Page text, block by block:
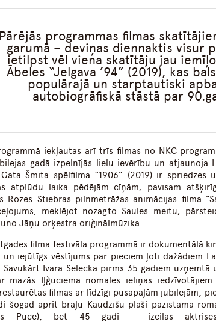
Pārējās programmas filmas
garumā – deviņas diennaktis visur
ietilpst vēl viena skatītāju jau
Ābeles “Jelgava ’94” (2019), kas
populārajā un starptautiski
autobiogrāfiskā stāstā par
iekļautas arī trīs filmas no NKC
gadā izpelnījās lielu ievērību un atjaunoja
Gata Šmita spēlfilma “1906” (2019) ir
atplūdu laika pēdējām cīņām; pavisam
Rozes Stiebras pilnmetrāžas animācijas filma
meklējot nozagto Saules meitu;
Jāņu orķestra oriģinālmūzika.
filma festivāla programmā ir dokumentālā
un iejūtīgs vēstījums par pieciem ļoti dažādiem
Ivara Selecka pirms 35 gadiem uzņemtā
mazās Iļģuciema nomales ieliņas
filmas ar līdzīgi pusapaļām jubilejām,
šogad aprit brāļu Kaudzīšu plaši pazīstamā
Pūce), bet 45 gadi – izcilās